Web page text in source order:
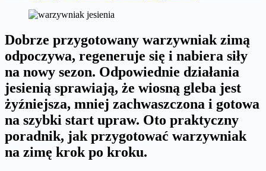
Dobrze przygotowany warzywniak zimą
odpoczywa, regeneruje się i nabiera siły
na nowy sezon. Odpowiednie działania
jesienią sprawiają, że wiosną gleba jest
żyźniejsza, mniej zachwaszczona i gotowa
na szybki start upraw. Oto praktyczny
poradnik, jak przygotować warzywniak
na zimę krok po kroku.